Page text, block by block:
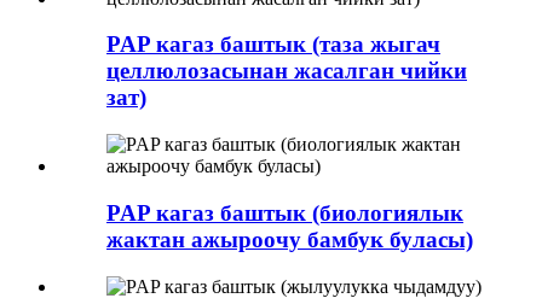
PAP кагаз баштык (таза жыгач
целлюлозасынан жасалган чийки
зат)
PAP кагаз баштык (биологиялык
жактан ажыроочу бамбук буласы)